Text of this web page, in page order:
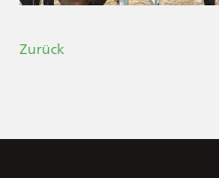
Zurück